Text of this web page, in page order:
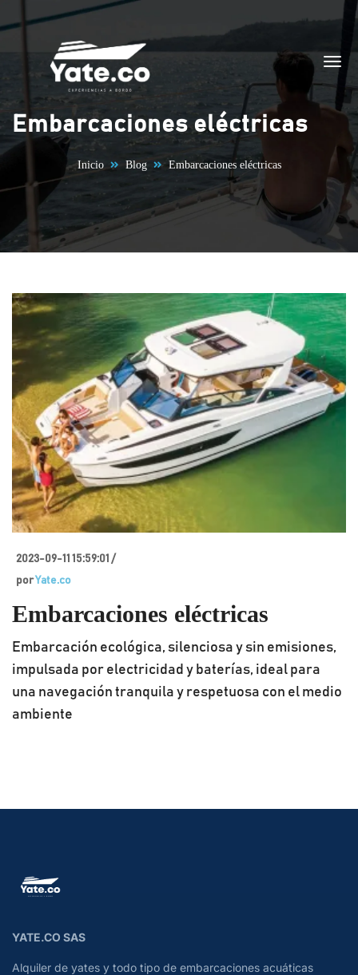
Saltar al contenido
Embarcaciones eléctricas
Inicio Blog Embarcaciones eléctricas
2023-09-11 15:59:01 /
porYate.co
Embarcaciones eléctricas
Embarcación ecológica, silenciosa y sin emisiones,
impulsada por electricidad y baterías, ideal para
una navegación tranquila y respetuosa con el medio
ambiente
YATE.CO SAS
Alquiler de yates y todo tipo de embarcaciones acuáticas